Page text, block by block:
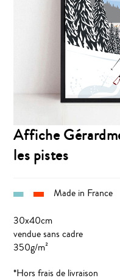
Affiche
les pistes
Made in France
30x40cm
vendue sans cadre
350g/m²
*Hors frais de livraison